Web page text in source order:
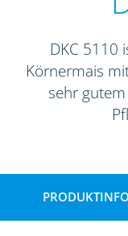
DKC 5110
Körnermais
sehr
PRODUKTINFO